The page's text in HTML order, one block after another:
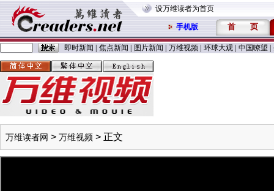
设万维读者为首页
手机版 首 页
即时新闻 焦点新闻 图片新闻 万维视频 环球大观 中国嘹望
万维读者网 > 万维视频 > 正文